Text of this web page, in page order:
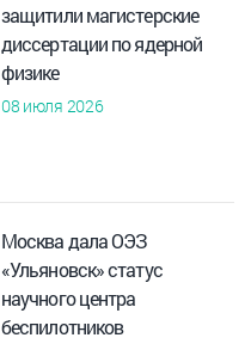
защитили магистерские
диссертации по ядерной
физике
08 июля 2026
Москва дала ОЭЗ
«Ульяновск» статус
научного центра
беспилотников